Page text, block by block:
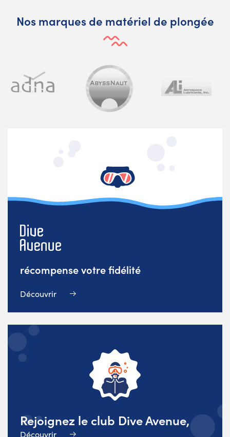
Nos marques de matériel de plongée
récompense votre fidélité
Découvrir
Rejoignez le club Dive Avenue,
Découvrir